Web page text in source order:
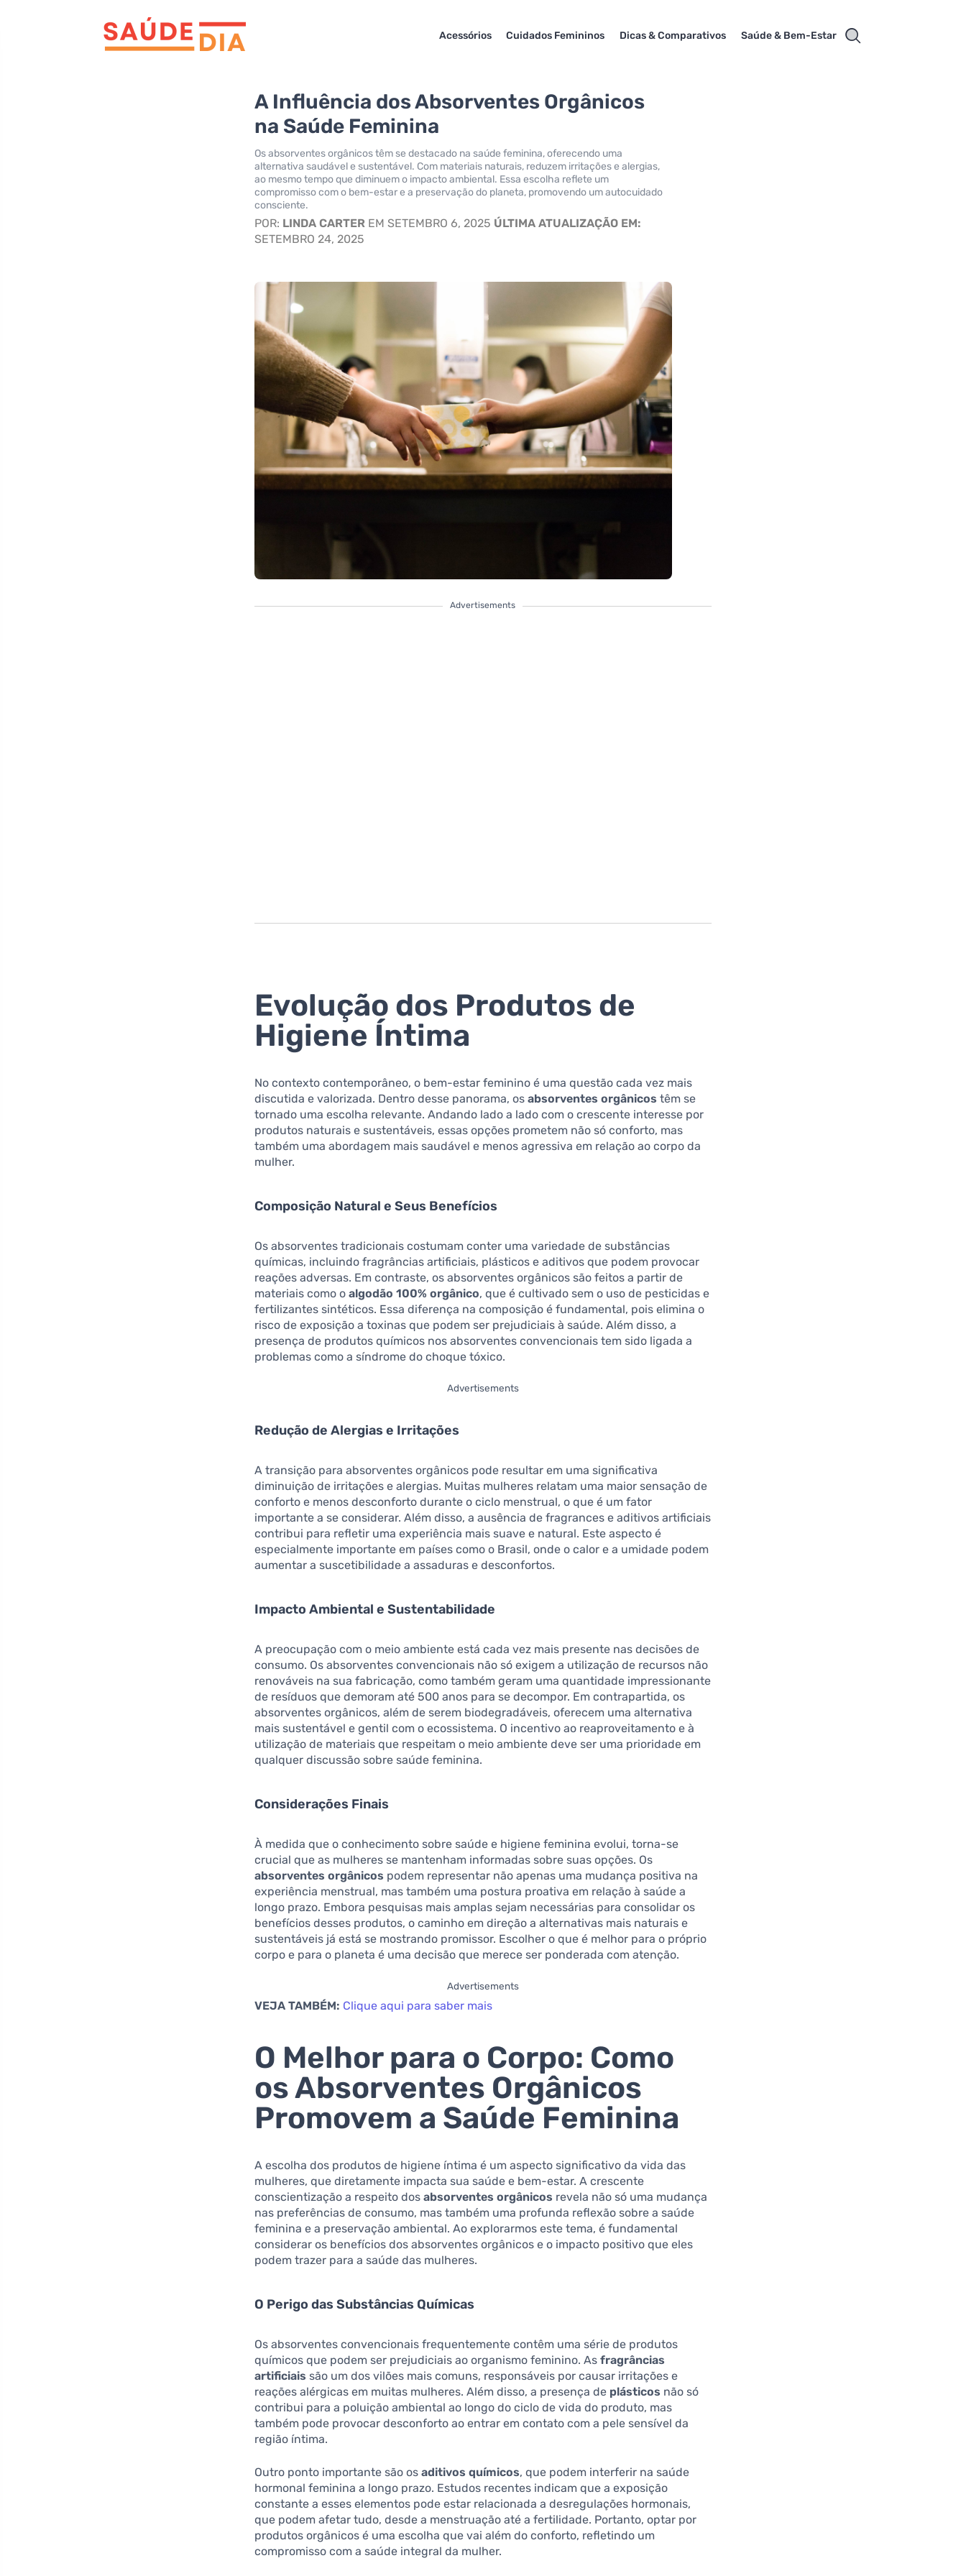
Acessórios Cuidados Femininos Dicas & Comparativos Saúde & Bem-Estar
A Influência dos Absorventes Orgânicos
na Saúde Feminina
Os absorventes orgânicos têm se destacado na saúde feminina, oferecendo uma
alternativa saudável e sustentável. Com materiais naturais, reduzem irritações e alergias,
ao mesmo tempo que diminuem o impacto ambiental. Essa escolha reflete um
compromisso com o bem-estar e a preservação do planeta, promovendo um autocuidado
consciente.
POR: LINDA CARTER EM SETEMBRO 6, 2025 ÚLTIMA ATUALIZAÇÃO EM:
SETEMBRO 24, 2025
Advertisements
Evolução dos Produtos de
Higiene Íntima
No contexto contemporâneo, o bem-estar feminino é uma questão cada vez mais
discutida e valorizada. Dentro desse panorama, osabsorventes orgânicos têm se
tornado uma escolha relevante. Andando lado a lado com o crescente interesse por
produtos naturais e sustentáveis, essas opções prometem não só conforto, mas
também uma abordagem mais saudável e menos agressiva em relação ao corpo da
mulher.
Composição Natural e Seus Benefícios
Os absorventes tradicionais costumam conter uma variedade de substâncias
químicas, incluindo fragrâncias artificiais, plásticos e aditivos que podem provocar
reações adversas. Em contraste, os absorventes orgânicos são feitos a partir de
materiais como oalgodão 100% orgânico, que é cultivado sem o uso de pesticidas e
fertilizantes sintéticos. Essa diferença na composição é fundamental, pois elimina o
risco de exposição a toxinas que podem ser prejudiciais à saúde. Além disso, a
presença de produtos químicos nos absorventes convencionais tem sido ligada a
problemas como a síndrome do choque tóxico.
Advertisements
Redução de Alergias e Irritações
A transição para absorventes orgânicos pode resultar em uma significativa
diminuição de irritações e alergias. Muitas mulheres relatam uma maior sensação de
conforto e menos desconforto durante o ciclo menstrual, o que é um fator
importante a se considerar. Além disso, a ausência de fragrances e aditivos artificiais
contribui para refletir uma experiência mais suave e natural. Este aspecto é
especialmente importante em países como o Brasil, onde o calor e a umidade podem
aumentar a suscetibilidade a assaduras e desconfortos.
Impacto Ambiental e Sustentabilidade
A preocupação com o meio ambiente está cada vez mais presente nas decisões de
consumo. Os absorventes convencionais não só exigem a utilização de recursos não
renováveis na sua fabricação, como também geram uma quantidade impressionante
de resíduos que demoram até 500 anos para se decompor. Em contrapartida, os
absorventes orgânicos, além de serem biodegradáveis, oferecem uma alternativa
mais sustentável e gentil com o ecossistema. O incentivo ao reaproveitamento e à
utilização de materiais que respeitam o meio ambiente deve ser uma prioridade em
qualquer discussão sobre saúde feminina.
Considerações Finais
À medida que o conhecimento sobre saúde e higiene feminina evolui, torna-se
crucial que as mulheres se mantenham informadas sobre suas opções. Os
absorventes orgânicos podem representar não apenas uma mudança positiva na
experiência menstrual, mas também uma postura proativa em relação à saúde a
longo prazo. Embora pesquisas mais amplas sejam necessárias para consolidar os
benefícios desses produtos, o caminho em direção a alternativas mais naturais e
sustentáveis já está se mostrando promissor. Escolher o que é melhor para o próprio
corpo e para o planeta é uma decisão que merece ser ponderada com atenção.
Advertisements
VEJA TAMBÉM: Clique aqui para saber mais
O Melhor para o Corpo: Como
os Absorventes Orgânicos
Promovem a Saúde Feminina
A escolha dos produtos de higiene íntima é um aspecto significativo da vida das
mulheres, que diretamente impacta sua saúde e bem-estar. A crescente
conscientização a respeito dosabsorventes orgânicos revela não só uma mudança
nas preferências de consumo, mas também uma profunda reflexão sobre a saúde
feminina e a preservação ambiental. Ao explorarmos este tema, é fundamental
considerar os benefícios dos absorventes orgânicos e o impacto positivo que eles
podem trazer para a saúde das mulheres.
O Perigo das Substâncias Químicas
Os absorventes convencionais frequentemente contêm uma série de produtos
químicos que podem ser prejudiciais ao organismo feminino. Asfragrâncias
artificiais são um dos vilões mais comuns, responsáveis por causar irritações e
reações alérgicas em muitas mulheres. Além disso, a presença de plásticos não só
contribui para a poluição ambiental ao longo do ciclo de vida do produto, mas
também pode provocar desconforto ao entrar em contato com a pele sensível da
região íntima.
Outro ponto importante são osaditivos químicos, que podem interferir na saúde
hormonal feminina a longo prazo. Estudos recentes indicam que a exposição
constante a esses elementos pode estar relacionada a desregulações hormonais,
que podem afetar tudo, desde a menstruação até a fertilidade. Portanto, optar por
produtos orgânicos é uma escolha que vai além do conforto, refletindo um
compromisso com a saúde integral da mulher.